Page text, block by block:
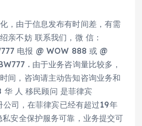
，由于信息发布有时间差，有需
亲不妨 联系我们，微 信：
电报 @ WOW 888 或 @
. 由于业务咨询量比较多，
间，咨询请主动告知咨询业务和
华 人 移民顾问 是菲律宾
司，在菲律宾已经有超过19年
安全保护服务可靠，业务提交可